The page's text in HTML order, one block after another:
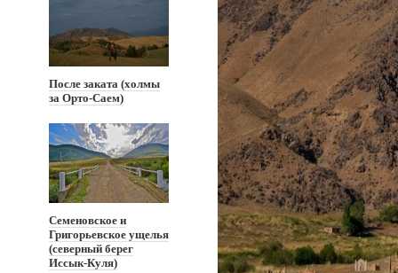
После заката (холмы
за Орто-Саем)
Семеновское и
Григорьевское ущелья
(северный берег
Иссык-Куля)